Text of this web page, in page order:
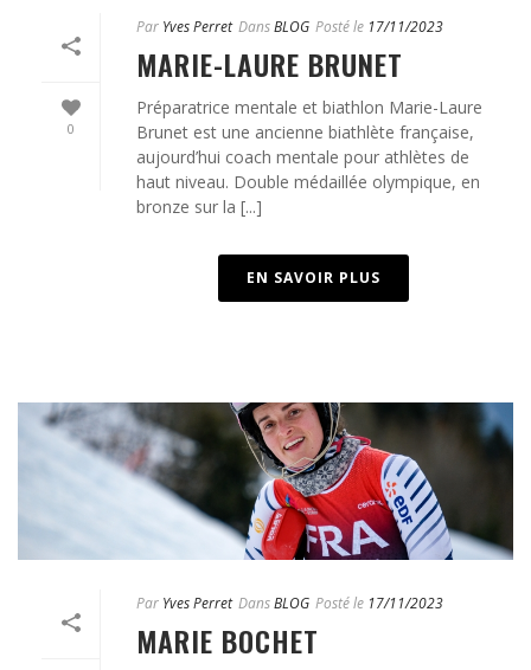
0
Par Yves Perret DansBLOG Posté le 17/11/2023
MARIE-LAURE BRUNET
Préparatrice mentale et biathlon Marie-Laure
Brunet est une ancienne biathlète française,
aujourd’hui coach mentale pour athlètes de
haut niveau. Double médaillée olympique, en
bronze sur la [...]
EN SAVOIR PLUS
Par Yves Perret DansBLOG Posté le 17/11/2023
MARIE BOCHET